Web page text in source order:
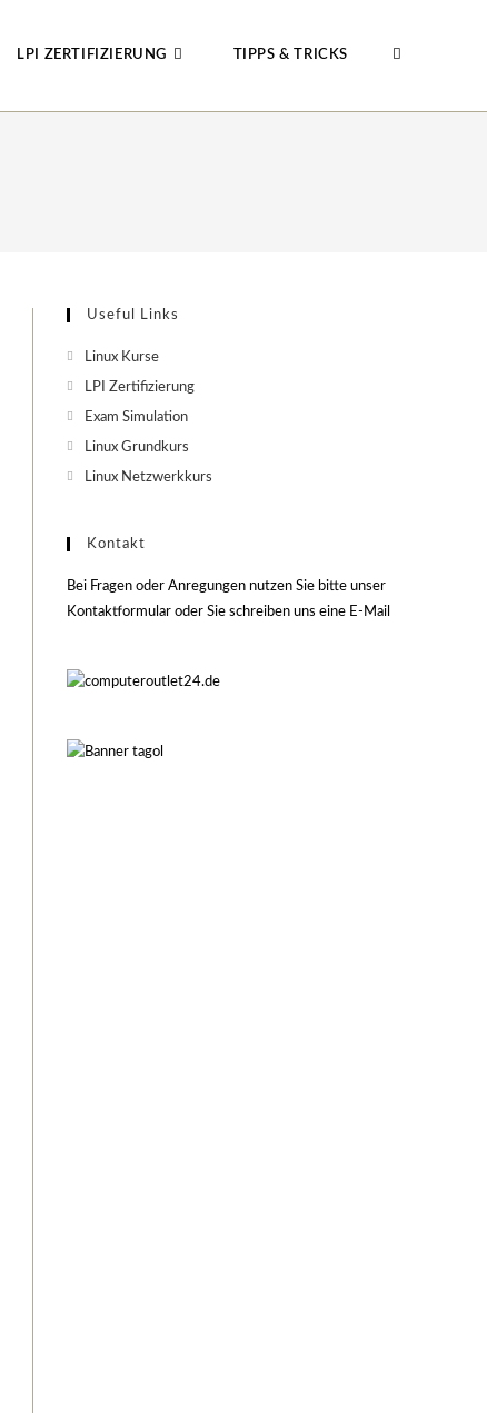
LPI ZERTIFIZIERUNG TIPPS & TRICKS WEBSITE-
Useful Links
Linux Kurse
LPI Zertifizierung
Exam Simulation
Linux Grundkurs
Linux Netzwerkkurs
Kontakt
Bei Fragen oder Anregungen nutzen Sie bitte unser
Kontaktformular oder Sie schreiben uns eine E-Mail